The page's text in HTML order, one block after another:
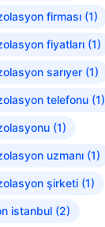
firması (1)
fiyatları (1)
sarıyer (1)
telefonu (1)
(1)
uzmanı (1)
şirketi (1)
istanbul (2)